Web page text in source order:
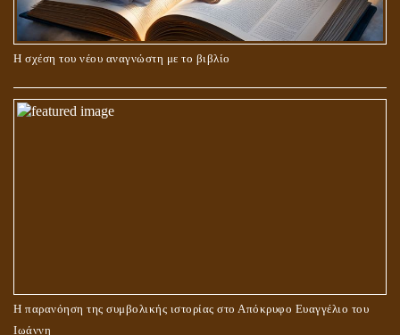
Η σχέση του νέου αναγνώστη με το βιβλίο
Η παρανόηση της συμβολικής ιστορίας στο Απόκρυφο Ευαγγέλιο του
Ιωάννη